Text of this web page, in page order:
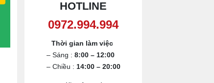
HOTLINE
0972.994.994
Thời gian làm việc
– Sáng : 8:00 – 12:00
– Chiều : 14:00 – 20:00